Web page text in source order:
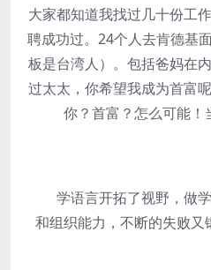
大家都知道我找过几十份工
聘成功过。24个人去肯德基
板是台湾人）。包括爸妈在
过太太，你希望我成为首富
你？首富？怎么可能！
学语言开拓了视野，做学
和组织能力，不断的失败又